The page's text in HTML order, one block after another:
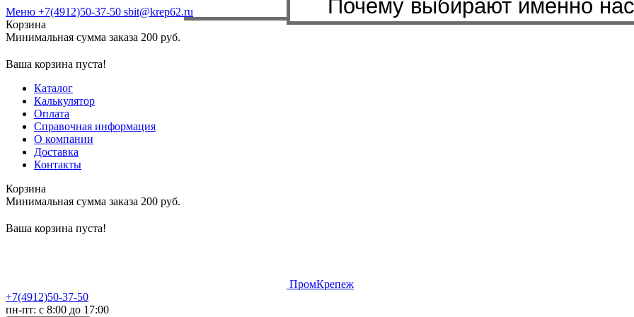
Меню +7(4912)50-37-50 sbit@krep62.ru
Корзина
Минимальная сумма заказа 200 руб.
Ваша корзина пуста!
Каталог
Калькулятор
Оплата
Справочная информация
О компании
Доставка
Контакты
Корзина
Минимальная сумма заказа 200 руб.
Ваша корзина пуста!
ПромКрепеж
+7(4912)50-37-50
пн-пт: с 8:00 до 17:00
Почему выбирают именно